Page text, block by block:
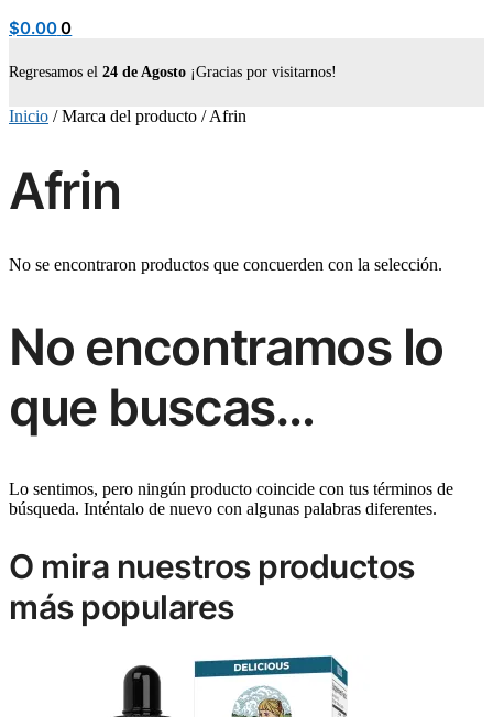
$0.00 0
Regresamos el 24 de Agosto ¡Gracias por visitarnos!
Inicio /Marca del producto /Afrin
Afrin
No se encontraron productos que concuerden con la selección.
No encontramos lo
que buscas…
Lo sentimos, pero ningún producto coincide con tus términos de
búsqueda. Inténtalo de nuevo con algunas palabras diferentes.
O mira nuestros productos
más populares